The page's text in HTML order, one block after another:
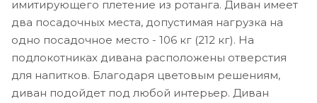
имитирующего плетение из ротанга. Диван имеет
два посадочных места, допустимая нагрузка на
одно посадочное место - 106 кг (212 кг). На
подлокотниках дивана расположены отверстия
для напитков. Благодаря цветовым решениям,
диван подойдет под любой интерьер. Диван